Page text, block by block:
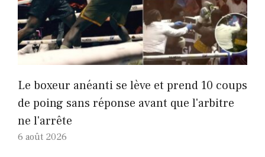
Le boxeur anéanti se lève et prend 10 coups
de poing sans réponse avant que l'arbitre
ne l'arrête
6 août 2026